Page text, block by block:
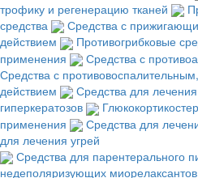
трофику и регенерацию тканей
средства
Средства с
действием
Противогрибковые
применения
Средства с
Средства с
действием
Средства для
гиперкератозов
применения
Средства для
для лечения угрей
Средства для парентерального
недеполяризующих миорелаксантов